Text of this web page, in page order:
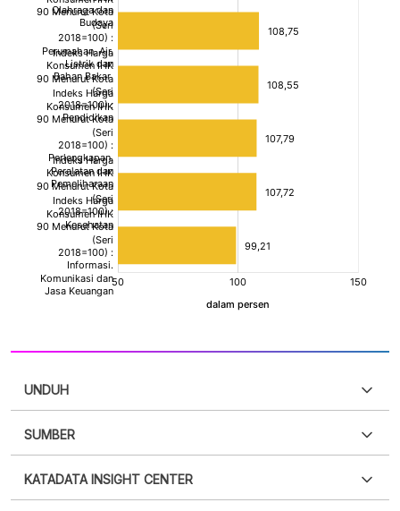
UNDUH
XLS
SUMBER
punya akun?Silakan Daftar sekarang
KATADATA INSIGHT CENTER